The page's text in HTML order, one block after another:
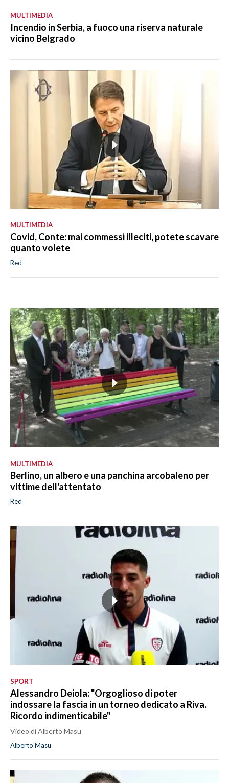
MULTIMEDIA
Incendio in Serbia, a fuoco una riserva naturale
vicino Belgrado
MULTIMEDIA
Covid, Conte: mai commessi illeciti, potete scavare
quanto volete
Red
MULTIMEDIA
Berlino, un albero e una panchina arcobaleno per
vittime dell'attentato
Red
SPORT
Alessandro Deiola: "Orgoglioso di poter
indossare la fascia in un torneo dedicato a Riva.
Ricordo indimenticabile"
Video di Alberto Masu
Alberto Masu